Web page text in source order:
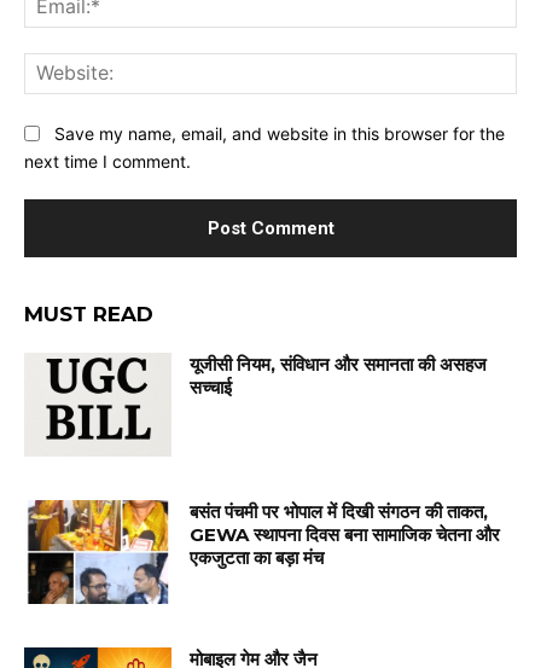
Save my name, email, and website in this browser for the
next time I comment.
MUST READ
यूजीसी नियम, संविधान और समानता की असहज
सच्चाई
बसंत पंचमी पर भोपाल में दिखी संगठन की ताकत,
GEWA स्थापना दिवस बना सामाजिक चेतना और
एकजुटता का बड़ा मंच
मोबाइल गेम और जैन